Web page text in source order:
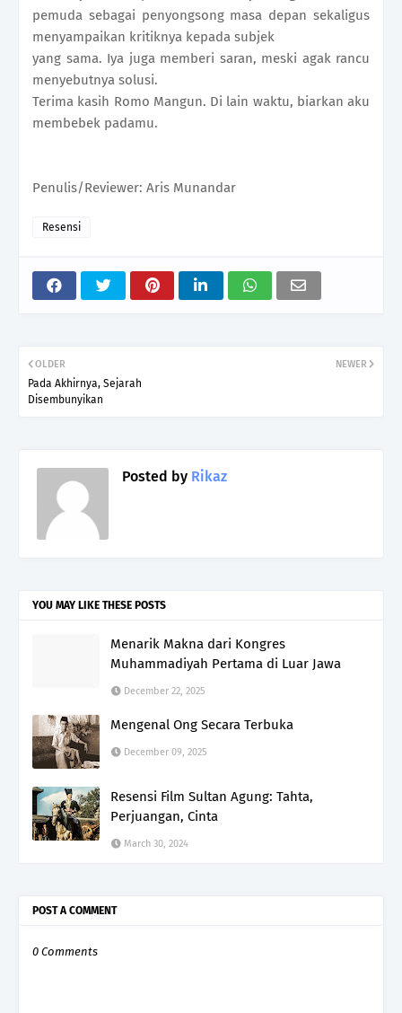
pemuda sebagai penyongsong masa depan sekaligus
menyampaikan kritiknya kepada subjek
yang sama. Iya juga memberi saran, meski agak rancu
menyebutnya solusi.
Terima kasih Romo Mangun. Di lain waktu, biarkan aku
membebek padamu.
Penulis/Reviewer: Aris Munandar
Resensi
NEWER
OLDER
Pada Akhirnya, Sejarah
Disembunyikan
Posted by Rikaz
YOU MAY LIKE THESE POSTS
Menarik Makna dari Kongres
Muhammadiyah Pertama di Luar Jawa
December 22, 2025
Mengenal Ong Secara Terbuka
December 09, 2025
Resensi Film Sultan Agung: Tahta,
Perjuangan, Cinta
March 30, 2024
POST A COMMENT
0 Comments